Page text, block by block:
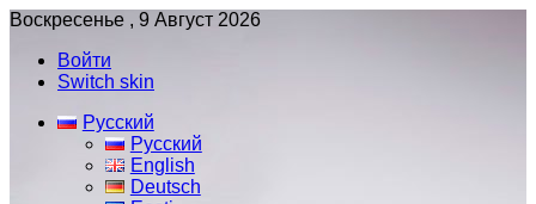
Воскресенье , 9 Август 2026
Войти
Switch skin
Русский
Русский
English
Deutsch